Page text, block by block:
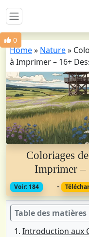
0
Home» Nature»
à Imprimer – 16+
Coloriages
Imprimer –
Voir: 184 -
Table des matières
Introduction aux